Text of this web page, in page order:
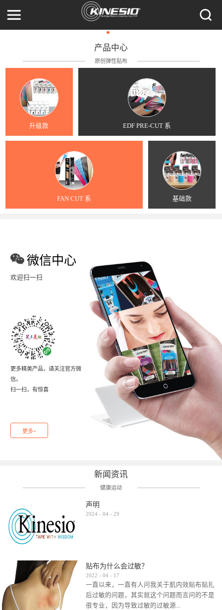
产品中心
原创弹性贴布
升级款 EDF PRE-CUT 系
FAN CUT 系 基础款
微信中心
欢迎扫一扫
更多精美产品，请关注官方微
信。
扫一扫，有惊喜
更多+
新闻资讯
健康运动
声明
2024 - 04 - 29
贴布为什么会过敏？
2022 - 04 - 17
一直以来，一直有人问我关于肌内效贴布贴扎
后过敏的问题，其实就这个问题而言问的不是
很专业，因为导致过敏的过敏源...